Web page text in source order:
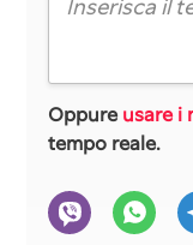
Oppureusare i
tempo reale.